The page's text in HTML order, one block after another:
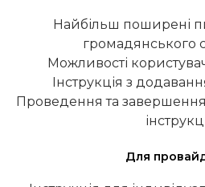
Найбільш поширені
громадянського
Можливості
Інструкція з
Проведення та
Для